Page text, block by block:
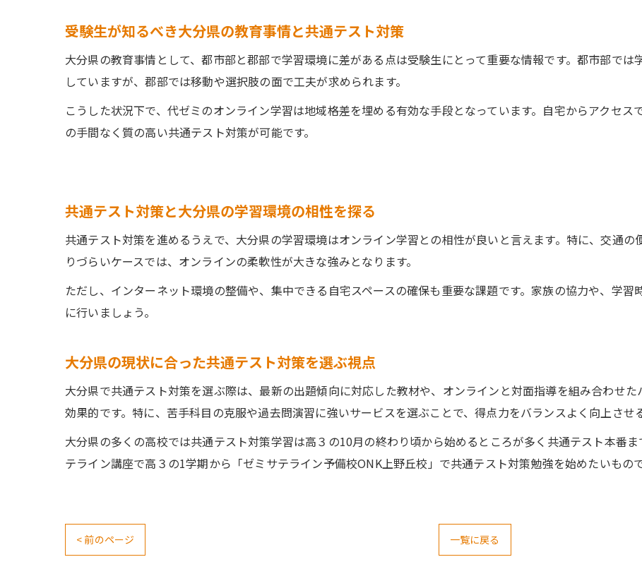
受験生が知るべき大分県の教育事情と共通テスト対策
大分県の教育事情として、都市部と郡部で学習環境に差がある点は受験生にとって重要な情報です。都市部で
していますが、郡部では移動や選択肢の面で工夫が求められます。
こうした状況下で、代ゼミのオンライン学習は地域格差を埋める有効な手段となっています。自宅からアクセ
の手間なく質の高い共通テスト対策が可能です。
共通テスト対策と大分県の学習環境の相性を探る
共通テスト対策を進めるうえで、大分県の学習環境はオンライン学習との相性が良いと言えます。特に、交通
りづらいケースでは、オンラインの柔軟性が大きな強みとなります。
ただし、インターネット環境の整備や、集中できる自宅スペースの確保も重要な課題です。家族の協力や、学
に行いましょう。
大分県の現状に合った共通テスト対策を選ぶ視点
大分県で共通テスト対策を選ぶ際は、最新の出題傾向に対応した教材や、オンラインと対面指導を組み合わせ
効果的です。特に、苦手科目の克服や過去問演習に強いサービスを選ぶことで、得点力をバランスよく向上させ
大分県の多くの高校では共通テスト対策学習は高３の10月の終わり頃から始めるところが多く共通テスト本番
テライン講座で高３の1学期から「ゼミサテライン予備校ONK上野丘校」で共通テスト対策勉強を始めたいもので
< 前のページ 一覧に戻る